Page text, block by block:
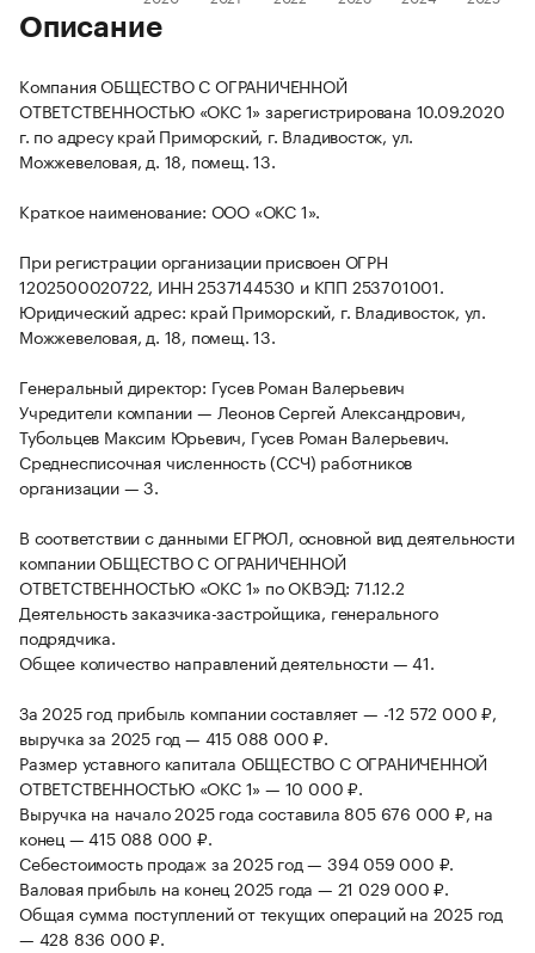
Описание
Компания ОБЩЕСТВО С ОГРАНИЧЕННОЙ
ОТВЕТСТВЕННОСТЬЮ «ОКС 1» зарегистрирована 10.09.2020
г. по адресу край Приморский, г. Владивосток, ул.
Можжевеловая, д. 18, помещ. 13.
Краткое наименование: ООО «ОКС 1».
При регистрации организации присвоен ОГРН
1202500020722, ИНН 2537144530 и КПП 253701001.
Юридический адрес: край Приморский, г. Владивосток, ул.
Можжевеловая, д. 18, помещ. 13.
Генеральный директор: Гусев Роман Валерьевич
Учредители компании — Леонов Сергей Александрович,
Тубольцев Максим Юрьевич, Гусев Роман Валерьевич.
Среднесписочная численность (ССЧ) работников
организации — 3.
В соответствии с данными ЕГРЮЛ, основной вид деятельности
компании ОБЩЕСТВО С ОГРАНИЧЕННОЙ
ОТВЕТСТВЕННОСТЬЮ «ОКС 1» по ОКВЭД: 71.12.2
Деятельность заказчика-застройщика, генерального
подрядчика.
Общее количество направлений деятельности — 41.
За 2025 год прибыль компании составляет — -12 572 000 ₽,
выручка за 2025 год — 415 088 000 ₽.
Размер уставного капитала ОБЩЕСТВО С ОГРАНИЧЕННОЙ
ОТВЕТСТВЕННОСТЬЮ «ОКС 1» — 10 000 ₽.
Выручка на начало 2025 года составила 805 676 000 ₽, на
конец — 415 088 000 ₽.
Себестоимость продаж за 2025 год — 394 059 000 ₽.
Валовая прибыль на конец 2025 года — 21 029 000 ₽.
Общая сумма поступлений от текущих операций на 2025 год
— 428 836 000 ₽.